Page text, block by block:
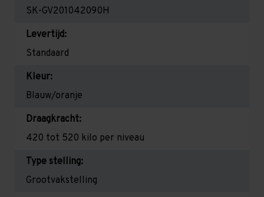
SK-GV201042090H
Levertijd:
Standaard
Kleur:
Blauw/oranje
Draagkracht:
420 tot 520 kilo per niveau
Type stelling:
Grootvakstelling